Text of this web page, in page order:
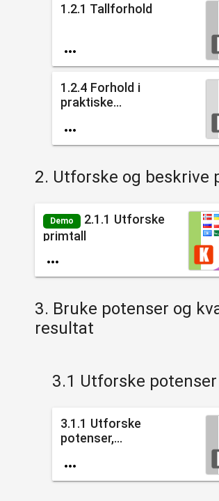
1.2.1 Tallforhold

1.2.4 Forhold i
praktiske...

2. Utforske og
Demo
2.1.1 Utforske
primtall

3. Bruke potenser og
resultat
3.1 Utforske
3.1.1 Utforske
potenser,...
